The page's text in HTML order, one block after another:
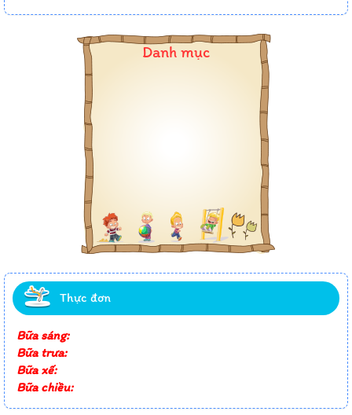
Danh mục
Thực đơn
Bữa sáng:
Bữa trưa:
Bữa xế:
Bữa chiều: